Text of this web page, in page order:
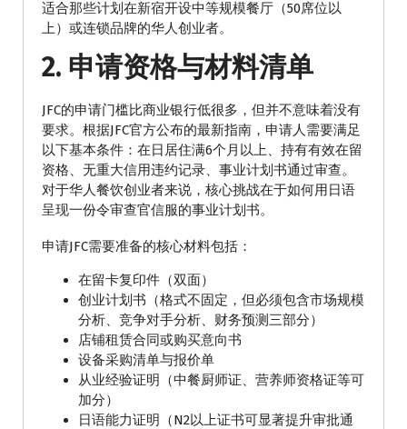
适合那些计划在新宿开设中等规模餐厅（50席位以
上）或连锁品牌的华人创业者。
2. 申请资格与材料清单
JFC的申请门槛比商业银行低很多，但并不意味着没有
要求。根据JFC官方公布的最新指南，申请人需要满足
以下基本条件：在日居住满6个月以上、持有有效在留
资格、无重大信用违约记录、事业计划书通过审查。
对于华人餐饮创业者来说，核心挑战在于如何用日语
呈现一份令审查官信服的事业计划书。
申请JFC需要准备的核心材料包括：
在留卡复印件（双面）
创业计划书（格式不固定，但必须包含市场规模
分析、竞争对手分析、财务预测三部分）
店铺租赁合同或购买意向书
设备采购清单与报价单
从业经验证明（中餐厨师证、营养师资格证等可
加分）
日语能力证明（N2以上证书可显著提升审批通